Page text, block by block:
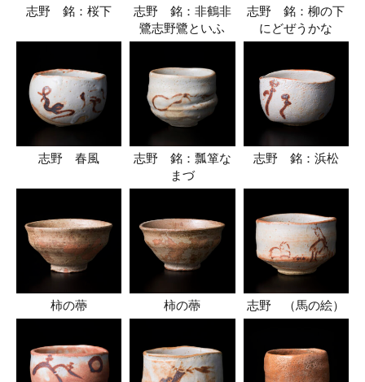
志野 銘：桜下
志野 銘：非鶴非
鷺志野鷺といふ
志野 銘：柳の下
にどぜうかな
志野 春風
志野 銘：瓢箪な
まづ
志野 銘：浜松
柿の蔕 柿の蔕 志野 （馬の絵）